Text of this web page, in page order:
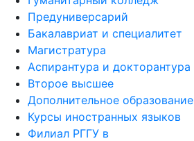
Предуниверсарий
Бакалавриат и специалитет
Магистратура
Аспирантура и докторантура
Второе высшее
Дополнительное образование
Курсы иностранных языков
Филиал РГГУ в